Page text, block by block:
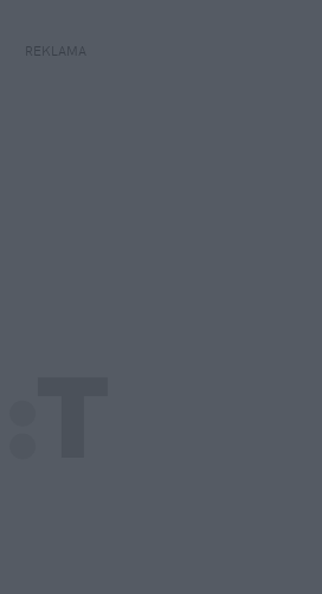
REKLAMA